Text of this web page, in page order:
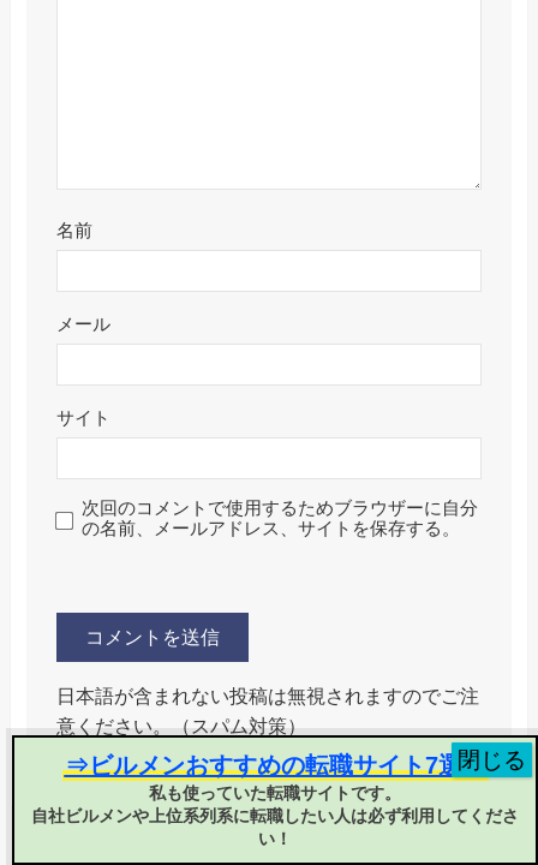
名前
メール
サイト
次回のコメントで使用するためブラウザーに自分
の名前、メールアドレス、サイトを保存する。
日本語が含まれない投稿は無視されますのでご注
意ください。（スパム対策）
⇒ビルメンおすすめの転職サイト7選！
私も使っていた転職サイトです。
自社ビルメンや上位系列系に転職したい人は必ず利用してくださ
い！